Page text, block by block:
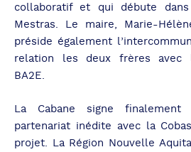
collaboratif et qui débute
Mestras. Le maire, Marie-
préside également
relation les deux frères avec
BA2E.
La Cabane signe
partenariat inédite avec la
projet. La Région Nouvelle